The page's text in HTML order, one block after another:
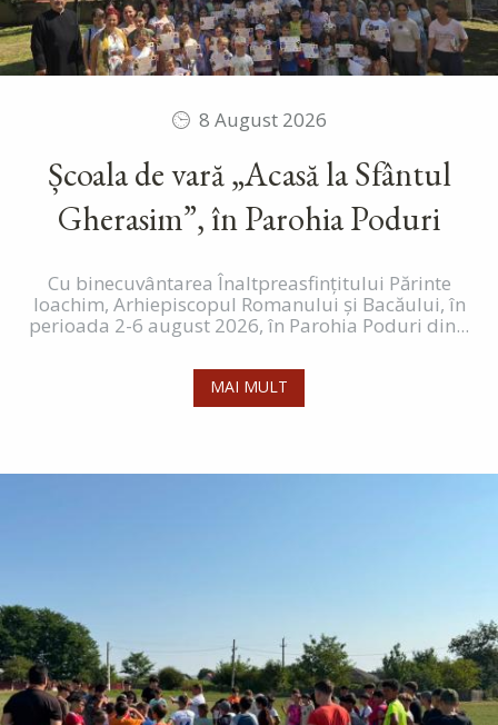
8 August 2026
Școala de vară „Acasă la Sfântul
Gherasim”, în Parohia Poduri
Cu binecuvântarea Înaltpreasfințitului Părinte
Ioachim, Arhiepiscopul Romanului și Bacăului, în
perioada 2-6 august 2026, în Parohia Poduri din...
MAI MULT